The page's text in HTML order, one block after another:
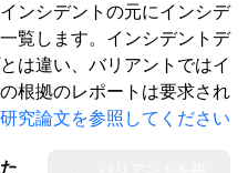
ンシデントの元にインシデ
覧します。インシデントデ
は違い、バリアントではイ
根拠のレポートは要求され
究論文を参照してください